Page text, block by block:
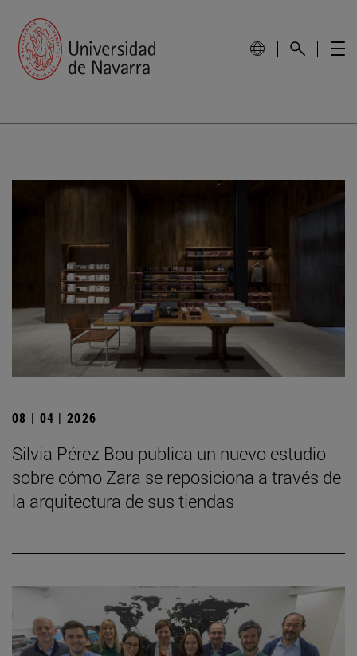
08 | 04 | 2026
Silvia Pérez Bou publica un nuevo estudio
sobre cómo Zara se reposiciona a través de
la arquitectura de sus tiendas